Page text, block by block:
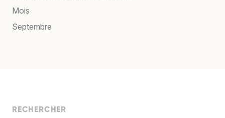
Mois
Septembre
RECHERCHER